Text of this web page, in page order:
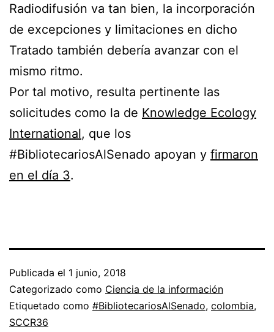
Radiodifusión va tan bien, la incorporación
de excepciones y limitaciones en dicho
Tratado también debería avanzar con el
mismo ritmo.
Por tal motivo, resulta pertinente las
solicitudes como la de Knowledge Ecology
International, que los
#BibliotecariosAlSenado apoyan y firmaron
en el día 3.
Publicada el 1 junio, 2018
Categorizado como Ciencia de la información
Etiquetado como #BibliotecariosAlSenado, colombia,
SCCR36